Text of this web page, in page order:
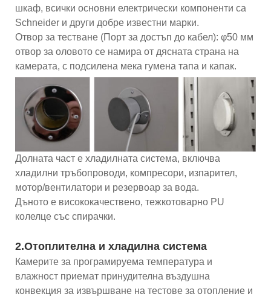
шкаф, всички основни електрически компоненти са
Schneider и други добре известни марки.
Отвор за тестване (Порт за достъп до кабел): φ50 мм
отвор за оловото се намира от дясната страна на
камерата, с подсилена мека гумена тапа и капак.
Долната част е хладилната система, включва
хладилни тръбопроводи, компресори, изпарител,
мотор/вентилатори и резервоар за вода.
Дъното е висококачествено, тежкотоварно PU
колелце със спирачки.
2.Отоплителна и хладилна система
Камерите за програмируема температура и
влажност приемат принудителна въздушна
конвекция за извършване на тестове за отопление и